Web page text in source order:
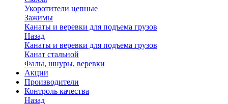
Укоротители цепные
Зажимы
Канаты и веревки для подъема грузов
Назад
Канаты и веревки для подъема грузов
Канат стальной
Фалы, шнуры, веревки
Акции
Производители
Контроль качества
Назад